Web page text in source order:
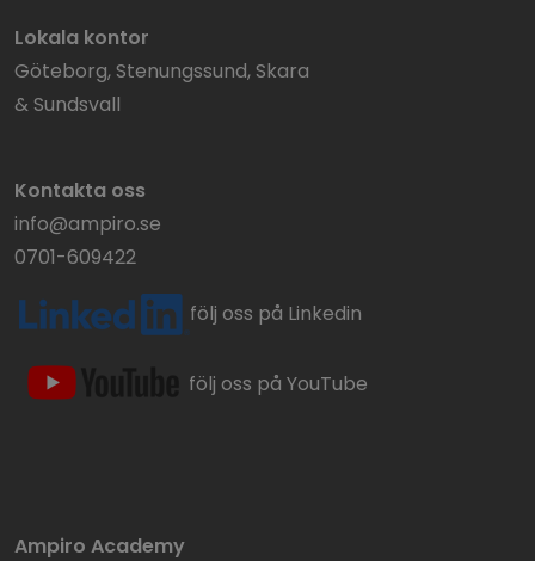
Lokala kontor
Göteborg, Stenungssund, Skara
& Sundsvall
Kontakta oss
info@ampiro.se
0701-609422
följ oss på Linkedin
följ oss på YouTube
Ampiro Academy